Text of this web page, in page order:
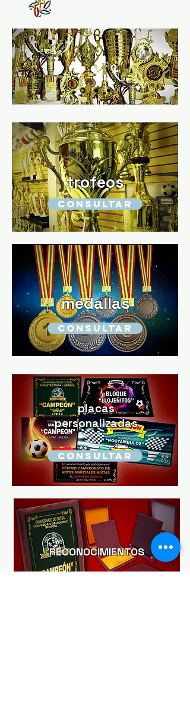
trofeos
CONSULTAR
medallas
CONSULTAR
placas
personalizadas
CONSULTAR
RECONOCIMIENTOS